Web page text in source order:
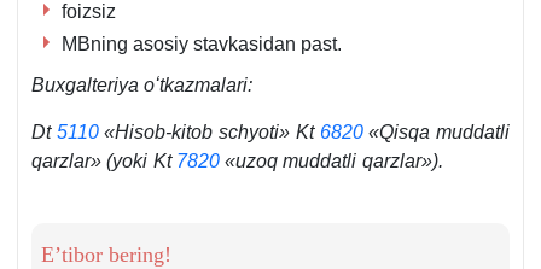
foizsiz
MBning asosiy stavkasidan past.
Buхgalteriya oʻtkazmalari:
Dt 5110«Hisob-kitob schyoti» Kt 6820«Qisqa muddatli
qarzlar» (yoki Kt 7820«uzoq muddatli qarzlar»).
E’tibor bering!